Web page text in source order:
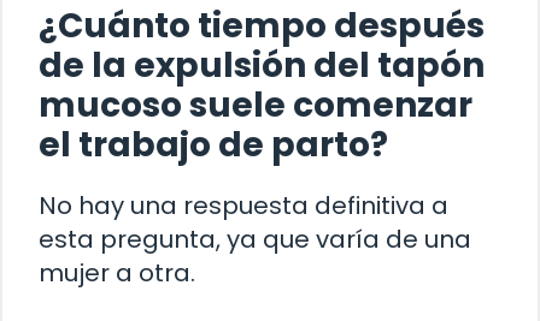
¿Cuánto tiempo después
de la expulsión del tapón
mucoso suele comenzar
el trabajo de parto?
No hay una respuesta definitiva a
esta pregunta, ya que varía de una
mujer a otra.